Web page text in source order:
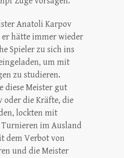
Anatoli Karpov
hätte immer wieder
Spieler zu sich ins
um mit
zu studieren.
diese Meister gut
oder die Kräfte, die
lockten mit
im Ausland
dem Verbot von
und die Meister